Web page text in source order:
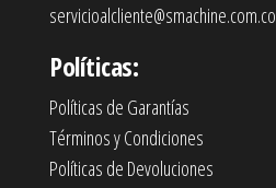
servicioalcliente@smachine.com.co
Políticas:
Políticas de Garantías
Términos y Condiciones
Políticas de Devoluciones